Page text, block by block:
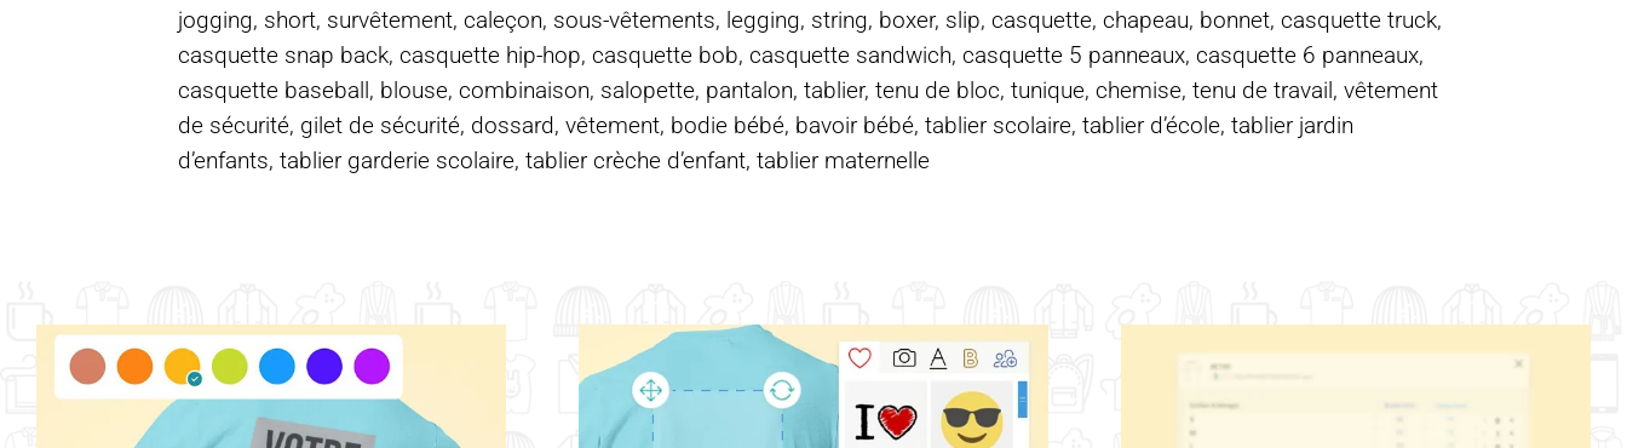
jogging, short, survêtement, caleçon, sous-vêtements, legging, string, boxer, slip, casquette, chapeau, bonnet, casquette truck,
casquette snap back, casquette hip-hop, casquette bob, casquette sandwich, casquette 5 panneaux, casquette 6 panneaux,
casquette baseball, blouse, combinaison, salopette, pantalon, tablier, tenu de bloc, tunique, chemise, tenu de travail, vêtement
de sécurité, gilet de sécurité, dossard, vêtement, bodie bébé, bavoir bébé, tablier scolaire, tablier d’école, tablier jardin
d’enfants, tablier garderie scolaire, tablier crèche d’enfant, tablier maternelle